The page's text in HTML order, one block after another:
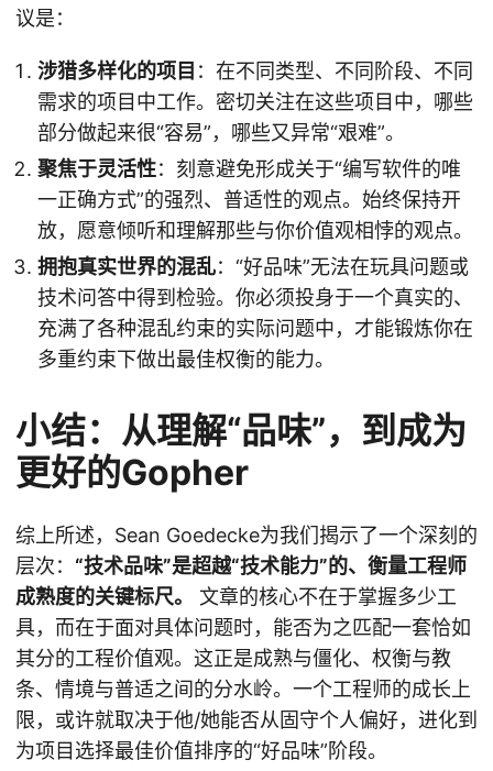
议是：
涉猎多样化的项目 ：在不同类型、不同阶段、不同
需求的项目中工作。密切关注在这些项目中，哪些
部分做起来很“容易”，哪些又异常“艰难”。
聚焦于灵活性：刻意避免形成关于“编写软件的唯
一正确方式”的强烈、普适性的观点。始终保持开
放，愿意倾听和理解那些与你价值观相悖的观点。
拥抱真实世界的混乱：“好品味”无法在玩具问题或
技术问答中得到检验。你必须投身于一个真实的、
充满了各种混乱约束的实际问题中，才能锻炼你在
多重约束下做出最佳权衡的能力。
小结：从理解“品味”，到成为
更好的Gopher
综上所述，Sean Goedecke为我们揭示了一个深刻的
层次： “技术品味”是超越“技术能力”的、衡量工程师
成熟度的关键标尺。
文章的核心不在于掌握多少工
具，而在于面对具体问题时，能否为之匹配一套恰如
其分的工程价值观。这正是成熟与僵化、权衡与教
条、情境与普适之间的分水岭。一个工程师的成长上
限，或许就取决于他/她能否从固守个人偏好，进化到
为项目选择最佳价值排序的“好品味”阶段。